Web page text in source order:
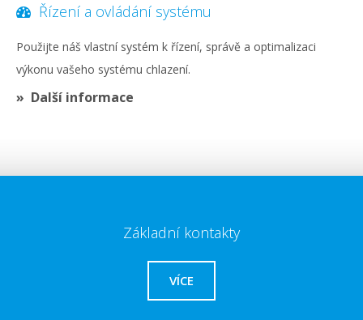
Řízení a ovládání systému
Použijte náš vlastní systém k řízení, správě a optimalizaci
výkonu vašeho systému chlazení.
Další informace
Základní kontakty
VÍCE